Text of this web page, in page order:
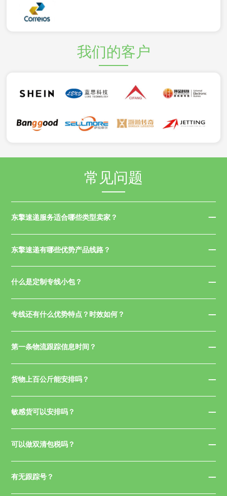
我们的客户
常见问题
东擎速递服务适合哪些类型卖家？
东擎速递有哪些优势产品线路？
什么是定制专线小包？
专线还有什么优势特点？时效如何？
第一条物流跟踪信息时间？
货物上百公斤能安排吗？
敏感货可以安排吗？
可以做双清包税吗？
有无跟踪号？